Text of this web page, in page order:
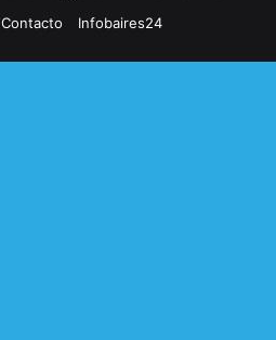
Contacto Infobaires24